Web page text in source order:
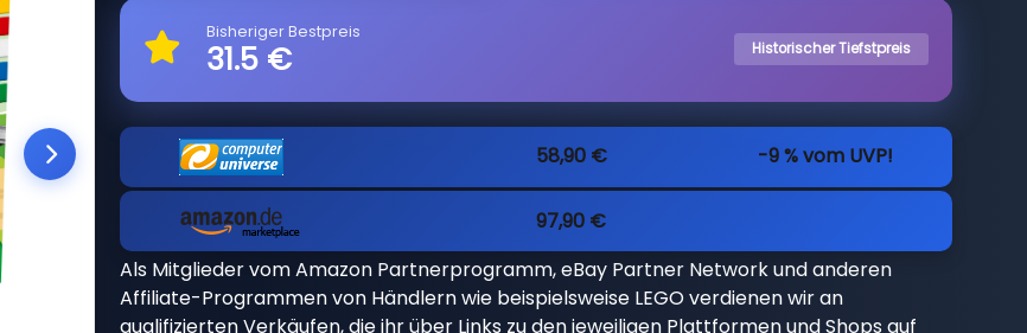
Bisheriger Bestpreis
31.5 € Historischer Tiefstpreis
58,90 € -9 % vom UVP!
97,90 €
Als Mitglieder vom Amazon Partnerprogramm, eBay Partner Network und anderen
Affiliate-Programmen von Händlern wie beispielsweise LEGO verdienen wir an
qualifizierten Verkäufen, die ihr über Links zu den jeweiligen Plattformen und Shops auf